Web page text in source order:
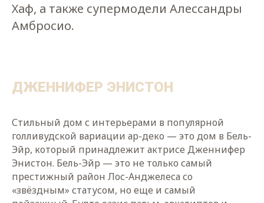
Хаф, а также супермодели Алессандры
Амбросио.
ДЖЕННИФЕР ЭНИСТОН
Стильный дом с интерьерами в популярной
голливудской вариации ар-деко — это дом в Бель-
Эйр, который принадлежит актрисе Дженнифер
Энистон. Бель-Эйр — это не только самый
престижный район Лос-Анджелеса со
«звёздным» статусом, но еще и самый